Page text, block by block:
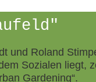
und Roland
Sozialen liegt,
Gardening“.